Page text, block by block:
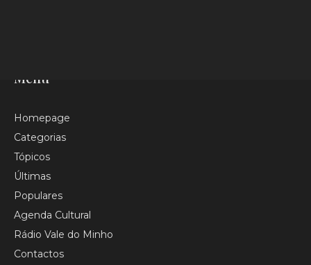
Menu
Homepage
Categorias
Tópicos
Últimas
Populares
Agenda Cultural
Rádio Vale do Minho
Contactos